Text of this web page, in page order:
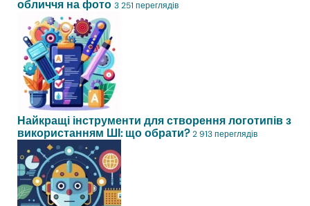
обличчя на фото 3 251 переглядів
Найкращі інструменти для створення логотипів з
використанням ШІ: що обрати? 2 913 переглядів